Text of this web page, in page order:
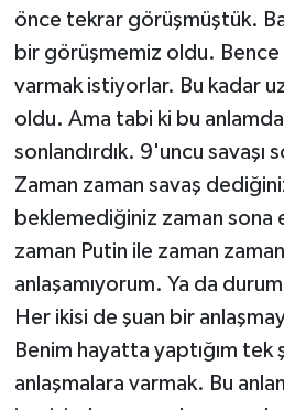
önce tekrar görüşmüştük.
bir görüşmemiz oldu. Bence
varmak istiyorlar. Bu kadar
oldu. Ama tabi ki bu
sonlandırdık. 9'uncu savaşı
Zaman zaman savaş
beklemediğiniz zaman sona
zaman Putin ile zaman
anlaşamıyorum. Ya da
Her ikisi de şuan bir
Benim hayatta yaptığım
anlaşmalara varmak. Bu